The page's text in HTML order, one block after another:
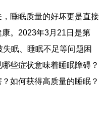
睡眠质量的好坏更是直接
。2023年3月21日是第
眠、睡眠不足等问题困
些症状意味着睡眠障碍？
如何获得高质量的睡眠？